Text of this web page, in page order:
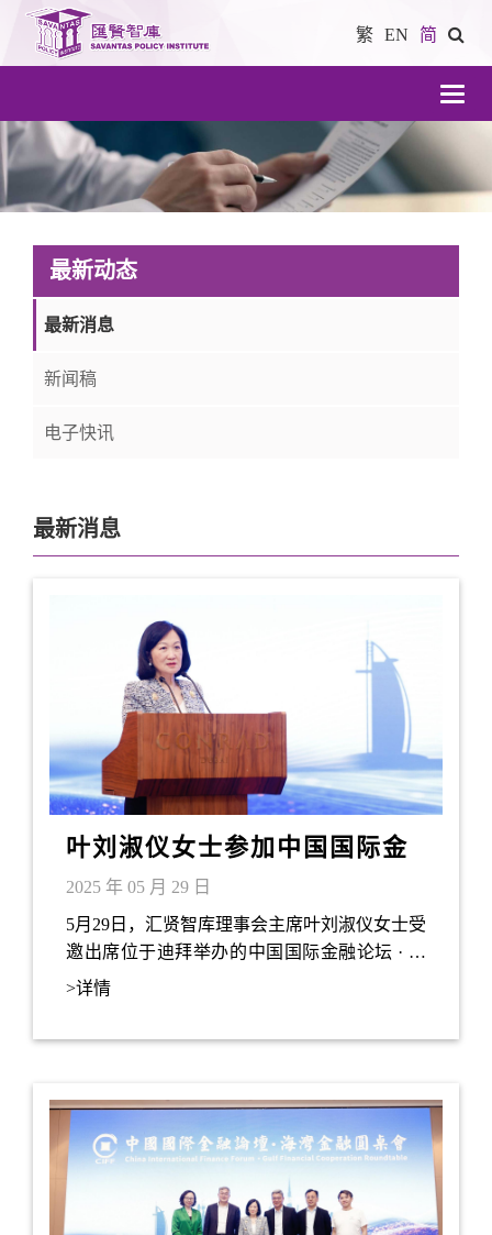
繁 EN 简
導
航
最新动态
最新消息
新闻稿
电子快讯
最新消息
叶刘淑仪女士参加中国国际金
融论坛 · 海湾金融合作圆桌会
（一）
2025 年 05 月 29 日
5月29日，汇贤智库理事会主席叶刘淑仪女士受
邀出席位于迪拜举办的中国国际金融论坛 · 海
湾金融合作圆桌会，并在席间发表讲话。
>详情